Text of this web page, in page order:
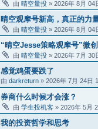
由 晴空量投 » 2026年 8月 04
晴空观摩号新高，真正的力
由 晴空量投 » 2026年 8月 04
“晴空Jesse策略观摩号”微
由 晴空量投 » 2026年 7月 30
感觉鸡蛋要跌了
由 darkreturn » 2026年 7月 24日
券商什么时候才会涨？
由 学生投机客 » 2026年 5月
我的投资哲学和思考